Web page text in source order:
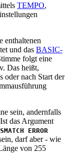
TEMPO,
enthaltenen
und das BASIC-
folgt eine
Das heißt,
oder nach Start der
sein, andernfalls
das Argument
ERROR
darf aber - wie
von 255